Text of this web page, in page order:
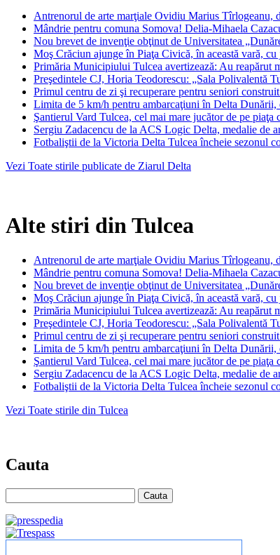
Antrenorul de arte marţiale Ovidiu Marius Tîrlogeanu,
Mândrie pentru comuna Somova! Delia-Mihaela
Nou brevet de invenţie obţinut de Universitatea
Moş Crăciun ajunge în Piaţa Civică, în această vară,
Primăria Municipiului Tulcea avertizează: Au reapărut
Preşedintele CJ, Horia Teodorescu: „Sala Polivalentă
Primul centru de zi şi recuperare pentru seniori
Limita de 5 km/h pentru ambarcaţiuni în Delta Dunării,
Şantierul Vard Tulcea, cel mai mare jucător de pe
Sergiu Zadacencu de la ACS Logic Delta, medalie de
Fotbaliştii de la Victoria Delta Tulcea încheie sezonul
Vezi Toate stirile publicate de Ziarul Delta
Alte stiri din Tulcea
Antrenorul de arte marţiale Ovidiu Marius Tîrlogeanu,
Mândrie pentru comuna Somova! Delia-Mihaela
Nou brevet de invenţie obţinut de Universitatea
Moş Crăciun ajunge în Piaţa Civică, în această vară,
Primăria Municipiului Tulcea avertizează: Au reapărut
Preşedintele CJ, Horia Teodorescu: „Sala Polivalentă
Primul centru de zi şi recuperare pentru seniori
Limita de 5 km/h pentru ambarcaţiuni în Delta Dunării,
Şantierul Vard Tulcea, cel mai mare jucător de pe
Sergiu Zadacencu de la ACS Logic Delta, medalie de
Fotbaliştii de la Victoria Delta Tulcea încheie sezonul
Vezi Toate stirile din Tulcea
Cauta